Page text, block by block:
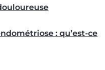
: qu’est-ce